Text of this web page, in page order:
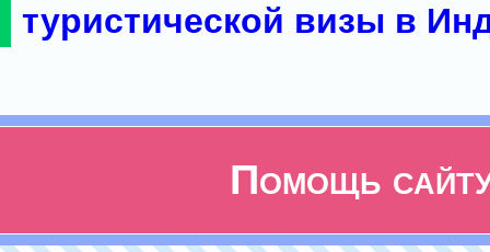
туристической визы в
Помощь